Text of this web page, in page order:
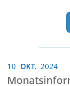
10 OKT. 2024